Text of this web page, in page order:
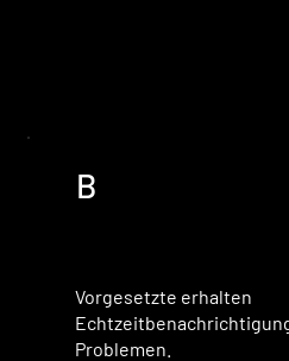
B
Vorgesetzte erhalten
Problemen.